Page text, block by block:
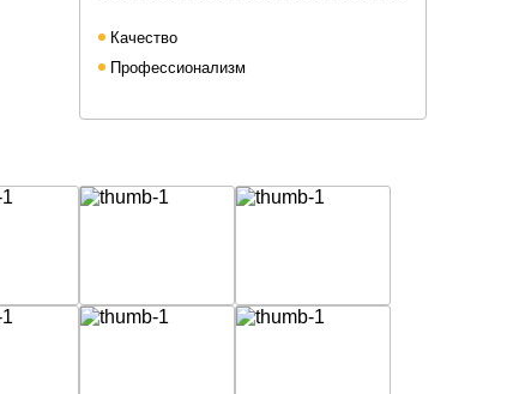
Качество
Профессионализм